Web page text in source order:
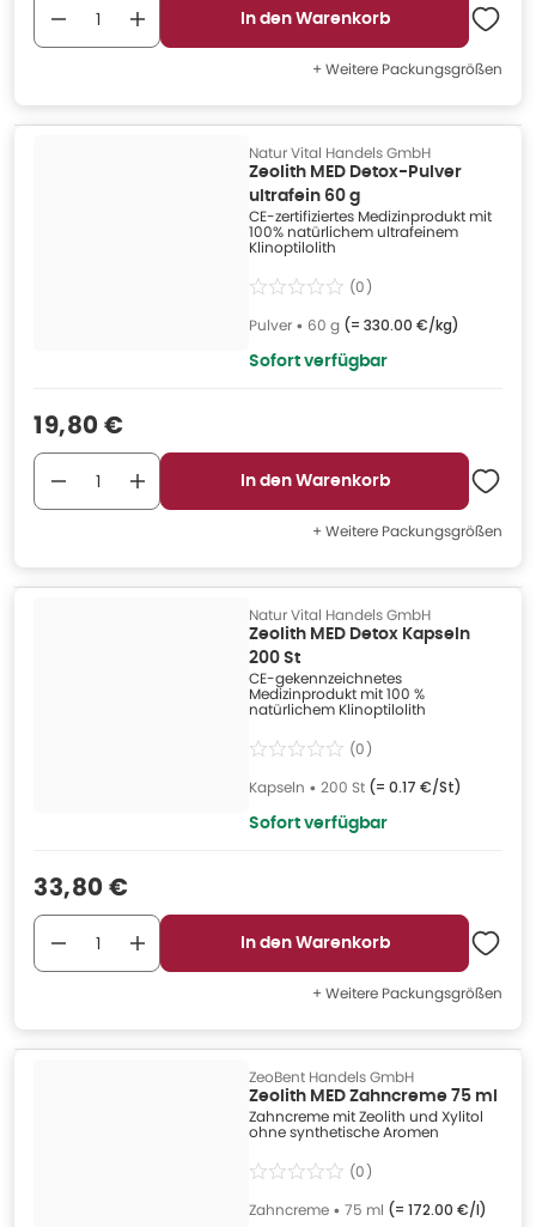
In den Warenkorb
+ Weitere Packungsgrößen
Natur Vital Handels GmbH
Zeolith MED Detox-Pulver
ultrafein 60 g
CE-zertifiziertes Medizinprodukt mit
100% natürlichem ultrafeinem
Klinoptilolith
(0)
Pulver • 60 g (= 330.00 €/kg)
Sofort verfügbar
Verkaufspreis
19,80 €
In den Warenkorb
+ Weitere Packungsgrößen
Natur Vital Handels GmbH
Zeolith MED Detox Kapseln
200 St
CE-gekennzeichnetes
Medizinprodukt mit 100 %
natürlichem Klinoptilolith
(0)
Kapseln • 200 St (= 0.17 €/St)
Sofort verfügbar
Verkaufspreis
33,80 €
In den Warenkorb
+ Weitere Packungsgrößen
ZeoBent Handels GmbH
Zeolith MED Zahncreme 75 ml
Zahncreme mit Zeolith und Xylitol
ohne synthetische Aromen
(0)
Zahncreme • 75 ml (= 172.00 €/l)